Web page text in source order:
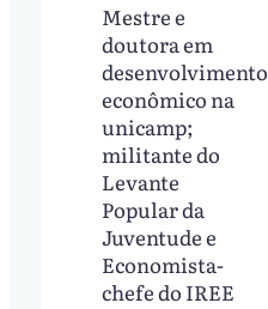
Mestre e
doutora em
desenvolvimento
econômico na
unicamp;
militante do
Levante
Popular da
Juventude e
Economista-
chefe do IREE